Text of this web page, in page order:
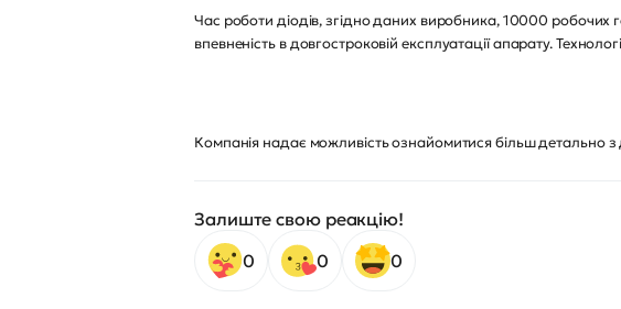
Час роботи діодів, згідно даних виробника, 10000 робочих
впевненість в довгостроковій експлуатації апарату.
Компанія надає можливість ознайомитися більш детально
Залиште свою реакцію!
0
0 0